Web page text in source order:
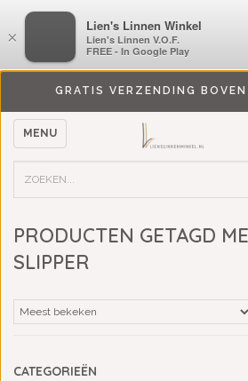
GRATIS VERZENDING
MENU
PRODUCTEN GETAGD
SLIPPER
CATEGORIEËN
×
LiensLinnenwinkel.nl
Lien's Linnen V.O.F.
FREE - In Google Play
×
Lien's Linnen Winkel
Lien's Linnen V.O.F.
FREE - In Google Play